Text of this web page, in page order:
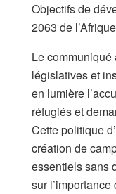
Objectifs de
2063 de
​Le
législatives et
en lumière
réfugiés et
Cette politique
création de
essentiels sans
sur